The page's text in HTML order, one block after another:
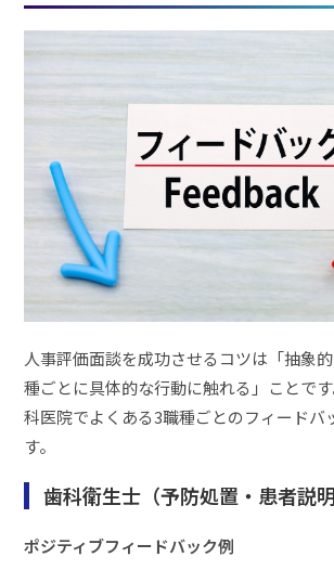
人事評価面談を成功させるコツは「抽象
種ごとに具体的な行動に触れる」ことで
科医院でよくある3職種ごとのフィードバ
す。
歯科衛生士（予防処置・患者説明
ポジティブフィードバック例